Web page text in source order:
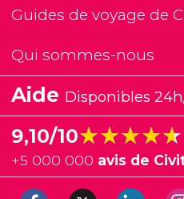
Guides de voyage de
Qui sommes-nous
Aide Disponibles
9,10/10★★★★★
★★★★★
+5 000 000 avis de